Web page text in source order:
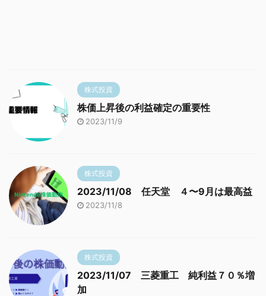
株式投資
株価上昇後の利益確定の重要性
2023/11/9
株式投資
2023/11/08 任天堂 ４〜9月は最高益
2023/11/8
株式投資
2023/11/07 三菱重工 純利益７０％増
加